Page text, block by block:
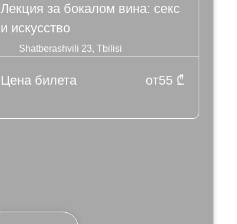
Лекция за бокалом вина: секс
и искусство
Shatberashvili 23, Tbilisi
Цена билета от55 ₾